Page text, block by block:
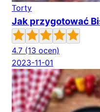
Torty
Jak przygotować
4.7 (13 ocen)
2023-11-01